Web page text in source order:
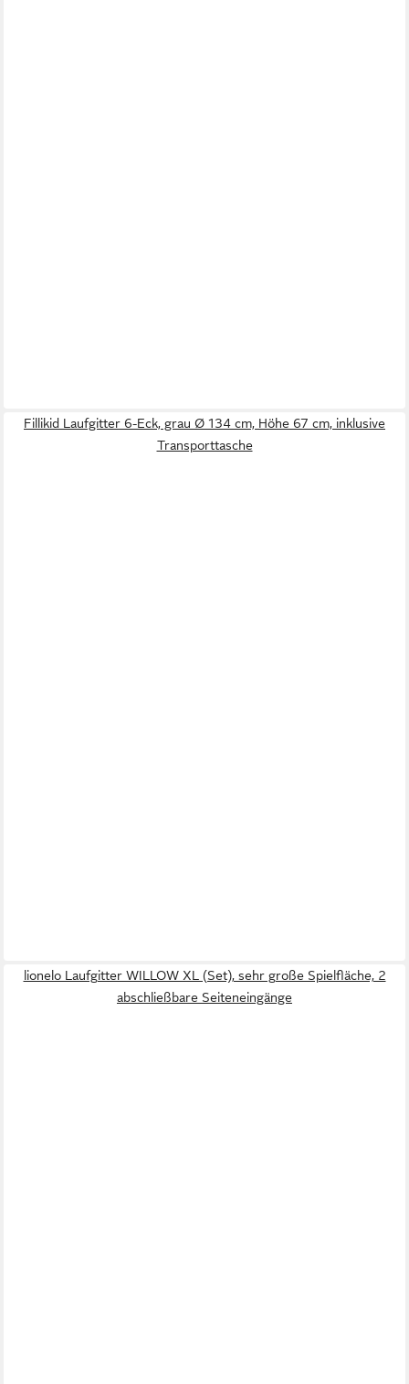
Fillikid Laufgitter 6-Eck, grau Ø 134 cm, Höhe 67 cm, inklusive
Transporttasche
lionelo Laufgitter WILLOW XL (Set), sehr große Spielfläche, 2
abschließbare Seiteneingänge